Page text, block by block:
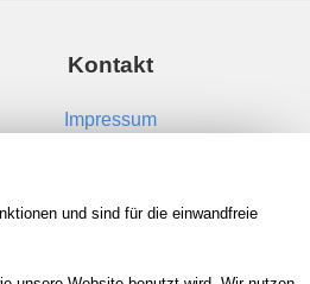
Kontakt
Impressum
RSS Feeds
Spiele in der Datenbank
und sind für die einwandfreie